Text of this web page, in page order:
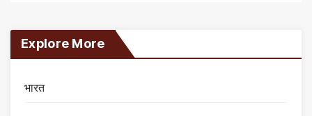
Explore More
भारत